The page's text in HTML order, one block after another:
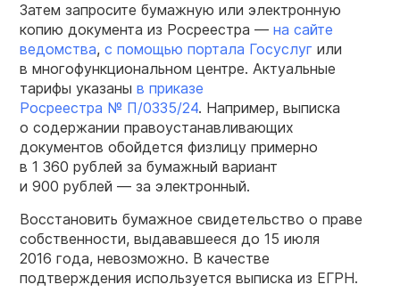
Затем запросите бумажную или электронную
копию документа из Росреестра — на сайте
ведомства, с помощью портала Госуслуг или
в многофункциональном центре. Актуальные
тарифы указаны в приказе
Росреестра № П/0335/24. Например, выписка
о содержании правоустанавливающих
документов обойдется физлицу примерно
в 1 360 рублей за бумажный вариант
и 900 рублей — за электронный.
Восстановить бумажное свидетельство о праве
собственности, выдававшееся до 15 июля
2016 года, невозможно. В качестве
подтверждения используется выписка из ЕГРН.